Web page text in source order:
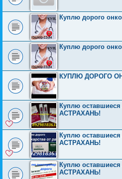
Куплю дорого
Куплю дорого
КУПЛЮ ДОРОГО
Куплю
АСТРАХАНЬ!
Куплю
АСТРАХАНЬ!
Куплю
АСТРАХАНЬ!